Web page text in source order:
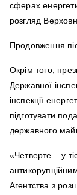
сферах
розгляд
Продовження
Окрім того,
Державної
інспекції
підготувати
державного
«Четверте – у
Агентства з